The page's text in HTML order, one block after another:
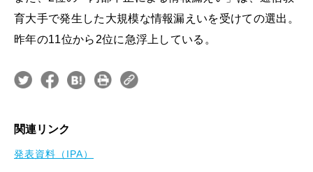
育大手で発生した大規模な情報漏えいを受けての選出。
昨年の11位から2位に急浮上している。
関連リンク
発表資料（IPA）